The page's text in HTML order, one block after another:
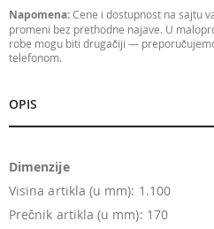
Napomena:Cene i dostupnost na sajtu
promeni bez prethodne najave. U
robe mogu biti drugačiji —
telefonom.
OPIS
Dimenzije
Visina artikla (u mm): 1.100
Prečnik artikla (u mm): 170